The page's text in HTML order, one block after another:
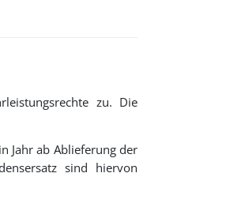
zu. Die
Jahr ab Ablieferung der
sind hiervon